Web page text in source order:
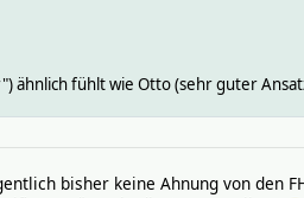
ähnlich fühlt wie Otto (sehr guter
bisher keine Ahnung von den